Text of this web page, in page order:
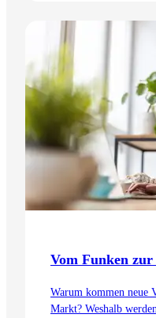
Zum Artikel
Vom Funken
Warum kommen neue
Markt? Weshalb